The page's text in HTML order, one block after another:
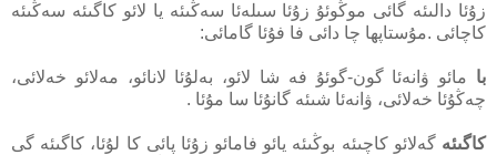
زۇئا دالىئە گائى موڭوئۇ زۇئا سىلەئا سەڭىئە يا لائو كاگىئە سەڭىئە
كاچائى .مۇستاپھا چا دائى فا فۇئا گامائى:
با مائو ۋانەئا گون-گوئۇ فە شا لائو، بەلۇئا لانائو، مەلائو خەلائى،
چەڭۇئا خەلائى، ۋانەئا شىئە گانۇئا سا مۇئا .
كاگىئە گەلائو كاچىئە بوڭىئە يائو فامائو زۇئا پائى كا لۇئا، كاگىئە گى